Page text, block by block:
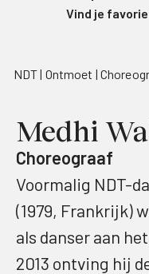
Vind je
NDT Ontmoet
Medhi
Choreograaf
Voormalig NDT-
(1979, Frankrijk)
als danser aan
2013 ontving hij